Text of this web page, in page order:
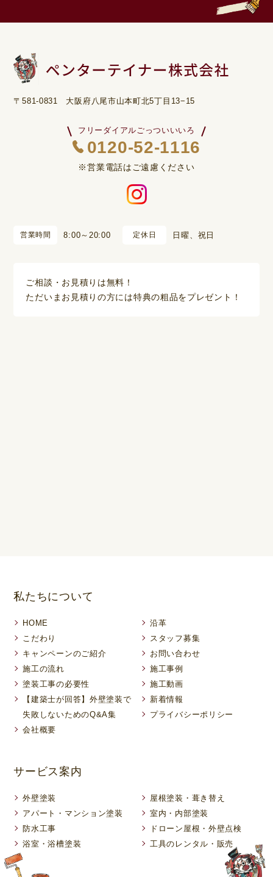
〒581-0831 大阪府八尾市山本町北5丁目13−15
フリーダイアルごっついいいろ
0120-52-1116
※営業電話はご遠慮ください
営業時間 8:00～20:00 定休日 日曜、祝日
ご相談・お見積りは無料！
ただいまお見積りの方には特典の粗品をプレゼント！
私たちについて
HOME
こだわり
キャンペーンのご紹介
施工の流れ
塗装工事の必要性
【建築士が回答】外壁塗装で
失敗しないためのQ&A集
会社概要
沿革
スタッフ募集
お問い合わせ
施工事例
施工動画
新着情報
プライバシーポリシー
サービス案内
外壁塗装
アパート・マンション塗装
防水工事
浴室・浴槽塗装
屋根塗装・葺き替え
室内・内部塗装
ドローン屋根・外壁点検
工具のレンタル・販売